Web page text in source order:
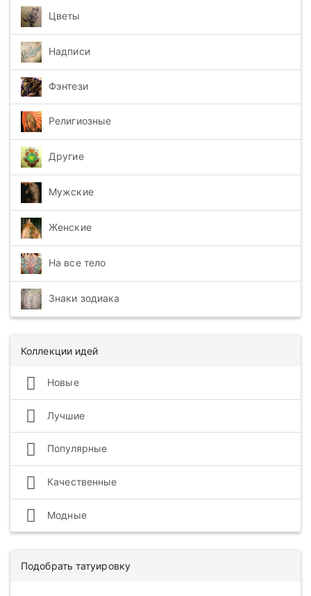
Цветы
Надписи
Фэнтези
Религиозные
Другие
Мужские
Женские
На все тело
Знаки зодиака
Коллекции идей
Новые
Лучшие
Популярные
Качественные
Модные
Подобрать татуировку